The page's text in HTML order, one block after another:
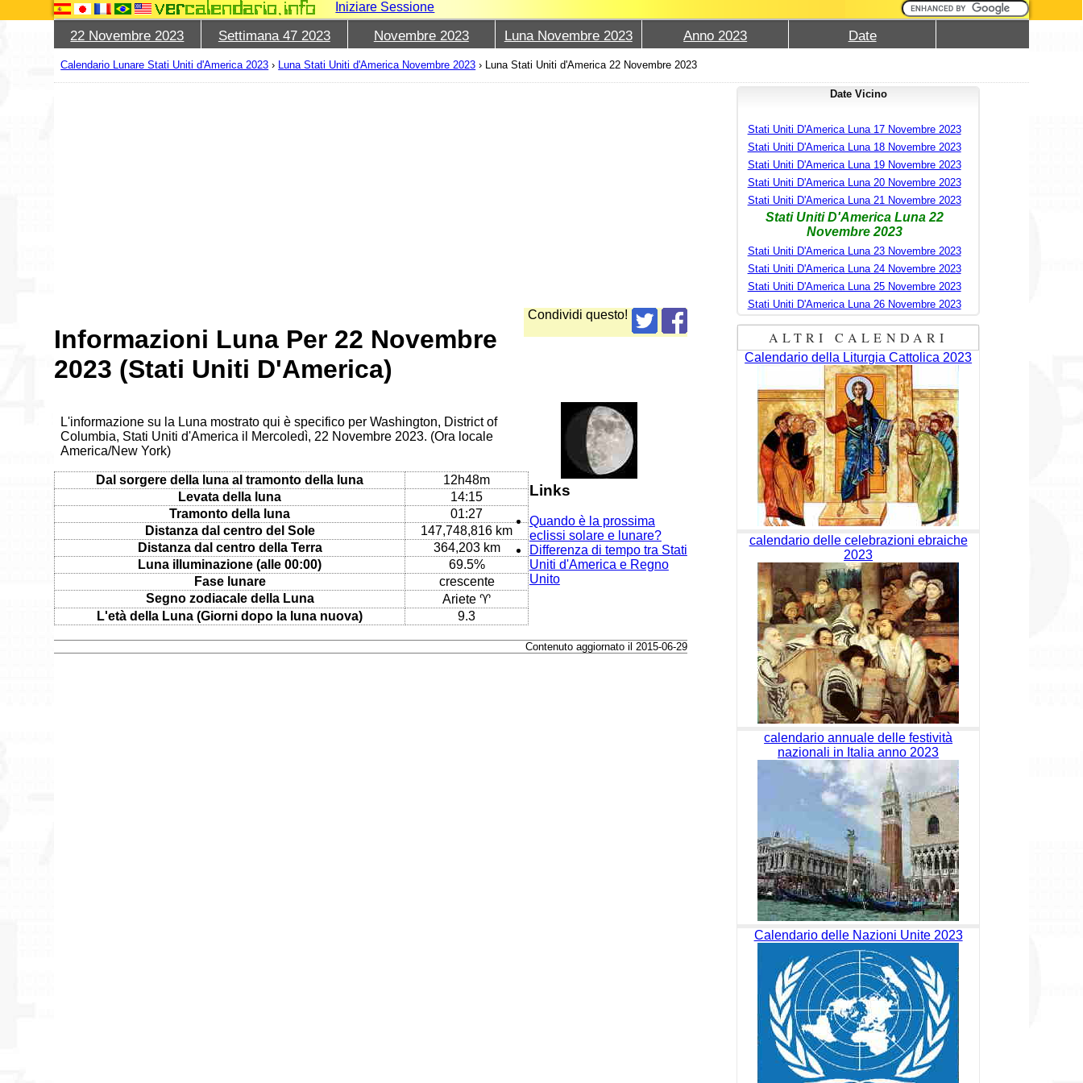
Iniziare Sessione
22 Novembre 2023 Settimana 47 2023 Novembre 2023 Luna Novembre 2023 Anno 2023 Date
Calendario Lunare Stati Uniti d'America 2023 › Luna Stati Uniti d'America Novembre 2023 › Luna Stati Uniti d'America 22 Novembre 2023
Condividi questo!
Informazioni Luna Per 22 Novembre
2023 (Stati Uniti D'America)
L'informazione su la Luna mostrato qui è specifico per Washington, District of
Columbia, Stati Uniti d'America il Mercoledì, 22 Novembre 2023. (Ora locale
America/New York)
Dal sorgere della luna al tramonto della luna
12h48m
Levata della luna
14:15
Tramonto della luna
01:27
Distanza dal centro del Sole
147,748,816 km
Distanza dal centro della Terra
364,203 km
Luna illuminazione (alle 00:00)
69.5%
Fase lunare
crescente
Segno zodiacale della Luna
Ariete ♈
L'età della Luna (Giorni dopo la luna nuova)
9.3
Links
Quando è la prossima
eclissi solare e lunare?
Differenza di tempo tra Stati
Uniti d'America e Regno
Unito
Contenuto aggiornato il 2015-06-29
Date Vicino
Stati Uniti D'America Luna 17 Novembre 2023
Stati Uniti D'America Luna 18 Novembre 2023
Stati Uniti D'America Luna 19 Novembre 2023
Stati Uniti D'America Luna 20 Novembre 2023
Stati Uniti D'America Luna 21 Novembre 2023
Stati Uniti D'America Luna 22
Novembre 2023
Stati Uniti D'America Luna 23 Novembre 2023
Stati Uniti D'America Luna 24 Novembre 2023
Stati Uniti D'America Luna 25 Novembre 2023
Stati Uniti D'America Luna 26 Novembre 2023
ALTRI CALENDARI
Calendario della Liturgia Cattolica 2023
calendario delle celebrazioni ebraiche
2023
calendario annuale delle festività
nazionali in Italia anno 2023
Calendario delle Nazioni Unite 2023